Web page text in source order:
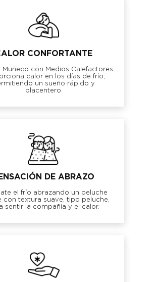
CONFORTANTE
Muñeco con Medios Calefactores
calor en los días de frío,
un sueño rápido y
placentero.
DE ABRAZO
el frío abrazando un peluche
con textura suave, tipo peluche,
sentir la compañía y el calor.